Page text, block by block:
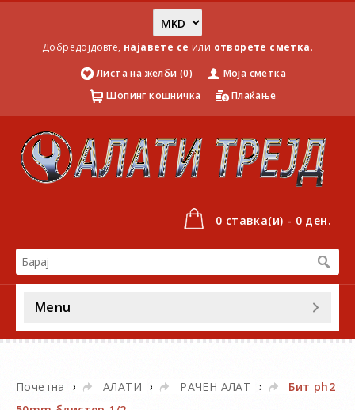
Добредојдовте, најавете се или отворете сметка.
Листа на желби (0)
Моја сметка
Шопинг кошничка
Плаќање
0 ставка(и) - 0 ден.
Menu
Почетна » АЛАТИ » РАЧЕН АЛАТ »
Бит ph2